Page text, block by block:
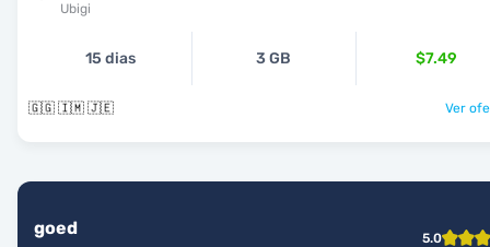
Ubigi
15 dias 3 GB $7.49
🇬🇬 🇮🇲 🇯🇪 Ver
goed 5.0